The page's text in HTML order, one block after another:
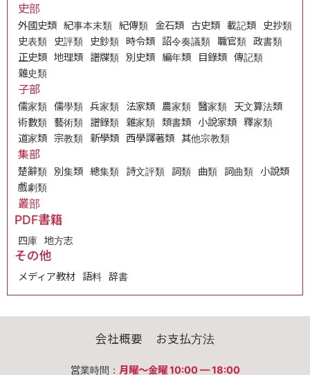
史部
外國史類 紀事本末類 紀傳類 金石類 古史類 載記類
史抄類
史表類
史評類 史鈔類 時令類 詔令奏議類 職官類 政書類
正史類 地理類 譜牒類 別史類 編年類 目錄類 傳記類
雜史類
子部
儒家類 儒學類 兵家類 法家類 農家類 醫家類
天文算法類
術數類 藝術類 譜錄類 雜家類 類書類 小說家類 釋家類
道家類 宗教類 新學類 西學譯著類 其他宗教類
集部
楚辭類 別集類 總集類 詩文評類 詞類 曲類 詞曲類 小說類
戲劇類
叢部
PDF書籍
四庫 地方志
その他
メディア教材 語料 辞書
会社概要 お支払方法
営業時間： 月曜〜金曜 10:00 — 18:00